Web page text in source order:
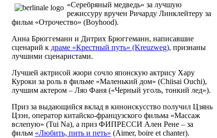
«Серебряный медведь» за лучшую
режиссуру вручен Ричарду Линклейтеру за
фильм «Отрочество» (Boyhood).
Анна Брюггеманн и Дитрих Брюггеманн, написавшие
сценарий к драме «Крестный путь» (Kreuzweg), признаны
лучшими сценаристами.
Лучшей актрисой жюри сочло японскую актрису Хару
Куроки за роль в фильме «Маленький дом» (Chiisai Ouchi),
лучшим актером – Ляо Фаня («Черный уголь, тонкий лед»).
Приз за выдающийся вклад в киноискусство получил Цзянь
Цзэн, оператор китайско-французского фильма «Массаж
вслепую» (Tui Na), а приз ФИПРЕССИ Ален Рене – за
фильм «Любить, пить и петь» (Aimer, boire et chanter).